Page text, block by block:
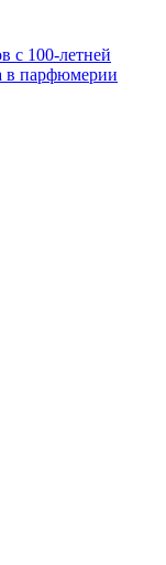
с 100-летней
в парфюмерии